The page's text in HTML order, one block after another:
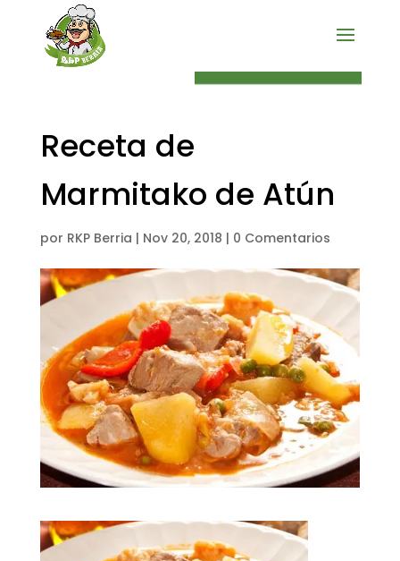
Receta de
Marmitako de Atún
por RKP Berria | Nov 20, 2018 | 0 Comentarios